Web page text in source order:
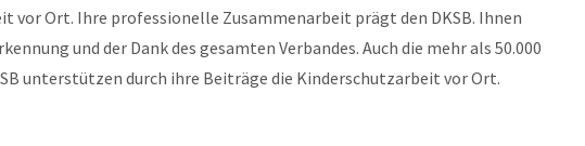
vor Ort. Ihre professionelle Zusammenarbeit prägt den DKSB. Ihnen
und der Dank des gesamten Verbandes. Auch die mehr als 50.000
unterstützen durch ihre Beiträge die Kinderschutzarbeit vor Ort.